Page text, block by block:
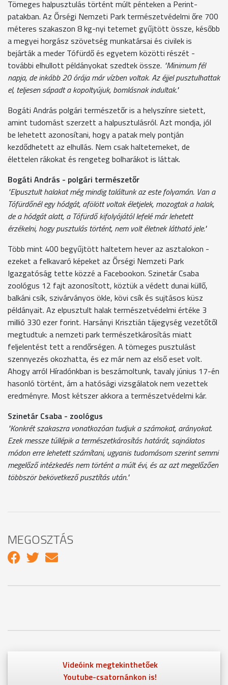
Tömeges halpusztulás történt múlt pénteken a Perint-
patakban. Az Őrségi Nemzeti Park természetvédelmi őre 700
méteres szakaszon 8 kg-nyi tetemet gyűjtött össze, később
a megyei horgász szövetség munkatársai és civilek is
bejárták a meder Tófürdő és egyetem közötti részét -
további elhullott példányokat szedtek össze. "Minimum fél
napja, de inkább 20 órája már vízben voltak. Az éjjel pusztulhattak
el, teljesen sápadt a kopoltyújuk, bomlásnak indultak."
Bogáti András polgári természetőr is a helyszínre sietett,
amint tudomást szerzett a halpusztulásról. Azt mondja, jól
be lehetett azonosítani, hogy a patak mely pontján
kezdődhetett az elhullás. Nem csak haltetemeket, de
élettelen rákokat és rengeteg bolharákot is láttak.
Bogáti András - polgári természetőr
"Elpusztult halakat még mindig találtunk az este folyamán. Van a
Tófürdőnél egy hódgát, afölött voltak életjelek, mozogtak a halak,
de a hódgát alatt, a Tófürdő kifolyójától lefelé már lehetett
érzékelni, hogy pusztulás történt, nem volt életnek látható jele."
Több mint 400 begyűjtött haltetem hever az asztalokon -
ezeket a felkavaró képeket az Őrségi Nemzeti Park
Igazgatóság tette közzé a Facebookon. Szinetár Csaba
zoológus 12 fajt azonosított, köztük a védett dunai küllő,
balkáni csík, szivárványos ökle, kövi csík és sujtásos küsz
példányait. Az elpusztult halak természetvédelmi értéke 3
millió 330 ezer forint. Harsányi Krisztián tájegység vezetőtől
megtudtuk: a nemzeti park természetkárosítás miatt
feljelentést tett a rendőrségen. A tömeges pusztulást
szennyezés okozhatta, és ez már nem az első eset volt.
Ahogy arról Híradónkban is beszámoltunk, tavaly június 17-én
hasonló történt, ám a hatósági vizsgálatok nem vezettek
eredményre. Most kétszer akkora a természetvédelmi kár.
Szinetár Csaba - zoológus
"Konkrét szakaszra vonatkozóan tudjuk a számokat, arányokat.
Ezek messze túllépik a természetkárosítás határát, sajnálatos
módon erre lehetett számítani, ugyanis tudomásom szerint semmi
megelőző intézkedés nem történt a múlt évi, és az azt megelőzően
többször bekövetkező pusztítás után."
MEGOSZTÁS
Videóink megtekinthetőek
Youtube-csatornánkon is!